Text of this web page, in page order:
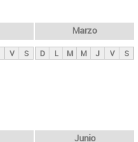
V S
Marzo
D L M M J V S
Junio